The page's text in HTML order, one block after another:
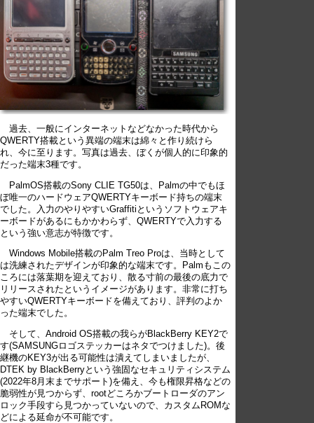
過去、一般にインターネットなどなかった時代から
QWERTY搭載という異端の端末は綿々と作り続けら
れ、今に至ります。写真は過去、ぼくが個人的に印象的
だった端末3種です。
PalmOS搭載のSony CLIE TG50は、Palmの中でもほ
ぼ唯一のハードウェアQWERTYキーボード持ちの端末
でした。入力のやりやすいGraffitiというソフトウェアキ
ーボードがあるにもかかわらず、QWERTYで入力する
という強い意志が特徴です。
Windows Mobile搭載のPalm Treo Proは、当時として
は洗練されたデザインが印象的な端末です。Palmもこの
ころには落葉期を迎えており、散る寸前の最後の底力で
リリースされたというイメージがあります。非常に打ち
やすいQWERTYキーボードを備えており、評判のよか
った端末でした。
そして、Android OS搭載の我らがBlackBerry KEY2で
す(SAMSUNGロゴステッカーはネタでつけました)。後
継機のKEY3が出る可能性は潰えてしまいましたが、
DTEK by BlackBerryという強固なセキュリティシステム
(2022年8月末までサポート)を備え、今も権限昇格などの
脆弱性が見つからず、rootどころかブートローダのアン
ロック手段すら見つかっていないので、カスタムROMな
どによる延命が不可能です。